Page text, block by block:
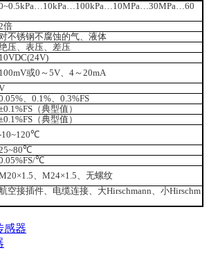
倍
不锈钢不腐蚀的气、液体
压、表压、差压
10VDC(24V)
100mV或0 ～ 5V、 4～ 20mA
、 0.1%、 0.3%FS
（典型值）
（典型值）
10~120℃
℃
、 M24×1.5、无螺纹
空接插件、电缆连接、大Hirschmann、小Hirschm
感器